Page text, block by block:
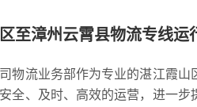
至漳州云霄县物流专线运
物流业务部作为专业的湛江霞
全、及时、高效的运营，进一